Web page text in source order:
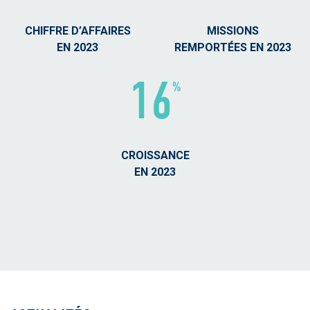
CHIFFRE D’AFFAIRES
EN 2023
MISSIONS
REMPORTÉES EN 2023
16 %
CROISSANCE
EN 2023